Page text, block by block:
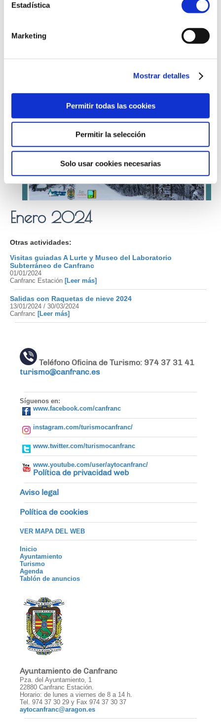
Estadística
Marketing
Mostrar detalles
Permitir todas las cookies
Permitir la selección
Solo usar cookies necesarias
Enero 2024
Otras actividades:
Visitas guiadas A Lurte y Museo del Laboratorio
Subterráneo de Canfranc
01/01/2024
Canfranc Estación [Leer más]
Salidas con Raquetas de nieve 2024
13/01/2024 / 30/03/2024
Canfranc [Leer más]
Teléfono Oficina de Turismo: 974 37 31 41
turismo@canfranc.es
Síguenos en:
www.facebook.com/canfranc
instagram.com/turismocanfranc/
www.twitter.com/turismocanfranc
www.youtube.com/user/aytocanfranc/
Política de privacidad web
Aviso legal
Política de cookies
VER MAPA DEL WEB
Inicio
Ayuntamiento
Turismo
Agenda
Tablón de anuncios
Ayuntamiento de Canfranc
Pza. del Ayuntamiento, 1
22880 Canfranc Estación.
Horario: de lunes a viernes de 8 a 14 h.
Tel. 974 37 30 29 y Fax 974 37 30 37
aytocanfranc@aragon.es